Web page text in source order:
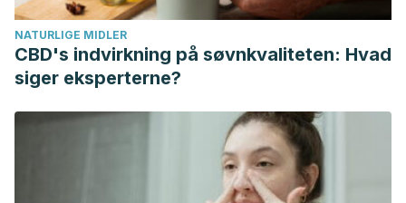
Pekmezci, E., Dündar, C., & Türkoğlu, M. (2018). A
proprietary herbal extract against hair loss in androgenetic
alopecia and telogen effluvium: A placebo-controlled,
single-blind, clinical-instrumental study. Acta
Dermatovenerologica Alpina, Pannonica et Adriatica.
https://doi.org/10.15570/actaapa.2018.13
Murata, K., Noguchi, K., Kondo, M., Onishi, M., Watanabe,
N., Okamura, K., & Matsuda, H. (2013). Promotion of hair
NATURLIGE MIDLER
CBD's indvirkning på søvnkvaliteten: Hvad
siger eksperterne?